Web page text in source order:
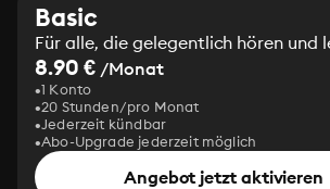
Basic
Für alle, die gelegentlich hören und
8.90 € /Monat
1 Konto
20 Stunden/pro Monat
Jederzeit kündbar
Abo-Upgrade jederzeit möglich
Angebot jetzt aktivieren